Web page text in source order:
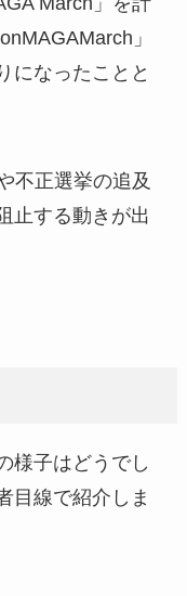
」
になったことと
不正選挙の追及
止する動きが出
様子はどうでし
目線で紹介しま